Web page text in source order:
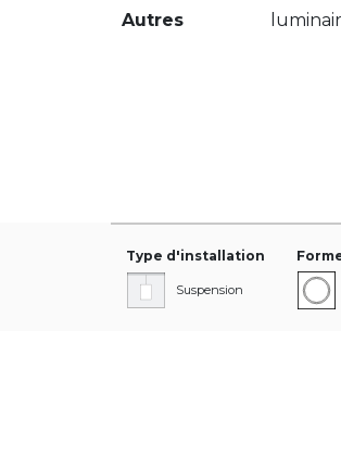
Autres
Type d'installation
Suspension